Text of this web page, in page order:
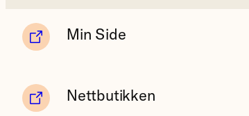
Min Side
Nettbutikken